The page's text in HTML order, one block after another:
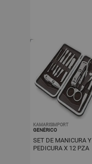
KAMARISIMPORT
GENÉRICO
SET DE MANICURA Y
PEDICURA X 12 PZA